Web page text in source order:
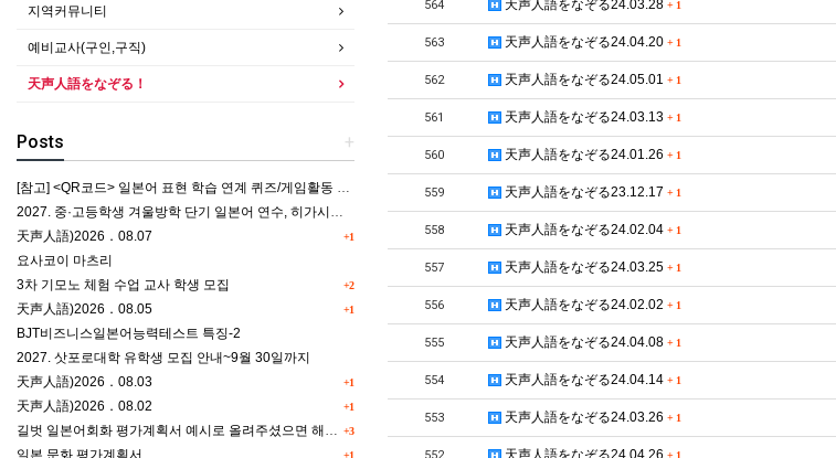
564 天声人語をなぞる24.03.28 + 1
563 天声人語をなぞる24.04.20 + 1
562 天声人語をなぞる24.05.01 + 1
561 天声人語をなぞる24.03.13 + 1
560 天声人語をなぞる24.01.26 + 1
559 天声人語をなぞる23.12.17 + 1
558 天声人語をなぞる24.02.04 + 1
557 天声人語をなぞる24.03.25 + 1
556 天声人語をなぞる24.02.02 + 1
555 天声人語をなぞる24.04.08 + 1
554 天声人語をなぞる24.04.14 + 1
553 天声人語をなぞる24.03.26 + 1
天声人語をなぞる24.04.26 + 1
지역커뮤니티
예비교사(구인,구직)
天声人語をなぞる！
+
Posts
[참고] <QR코드> 일본어 표현 학습 연계 퀴즈/게임활동 5종
2027. 중·고등학생 겨울방학 단기 일본어 연수, 히가시카와 공립 일본어학교 프로그램 사전안내
+1
天声人語)2026．08.07
요사코이 마츠리
+2
3차 기모노 체험 수업 교사 학생 모집
+1
天声人語)2026．08.05
BJT비즈니스일본어능력테스트 특징-2
2027. 삿포로대학 유학생 모집 안내~9월 30일까지
+1
天声人語)2026．08.03
+1
天声人語)2026．08.02
+3
길벗 일본어회화 평가계획서 예시로 올려주셨으면 해요^^
+1
일본 문화 평가계획서